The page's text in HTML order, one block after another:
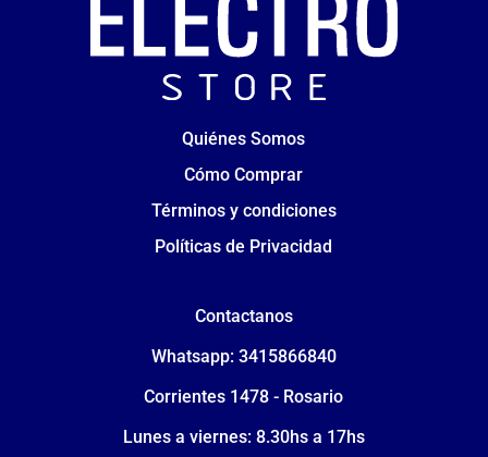
Quiénes Somos
Cómo Comprar
Términos y condiciones
Políticas de Privacidad
Contactanos
Whatsapp: 3415866840
Corrientes 1478 - Rosario
Lunes a viernes: 8.30hs a 17hs